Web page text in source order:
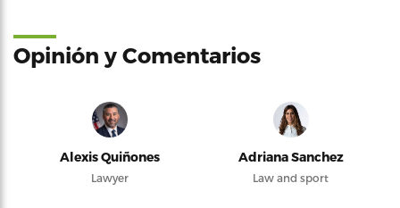
Opinión y Comentarios
Alexis Quiñones
Lawyer
Adriana Sanchez
Law and sport